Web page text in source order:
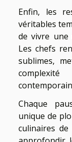
Enfin, les
véritables
de vivre une
Les chefs
sublimes,
Chaque
unique de
culinaires